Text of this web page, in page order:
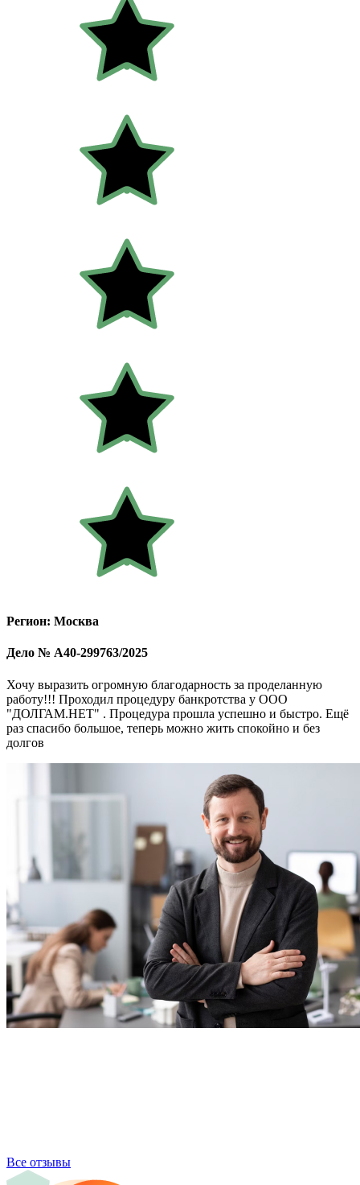
Регион: Москва
Дело № А40-299763/2025
Хочу выразить огромную благодарность за проделанную
работу!!! Проходил процедуру банкротства у ООО
"ДОЛГАМ.НЕТ" . Процедура прошла успешно и быстро. Ещё
раз спасибо большое, теперь можно жить спокойно и без
долгов
Все отзывы